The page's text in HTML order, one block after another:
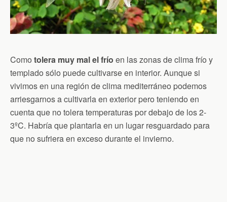
Como tolera muy mal el frío en las zonas de clima frío y
templado sólo puede cultivarse en interior. Aunque si
vivimos en una región de clima mediterráneo podemos
arriesgarnos a cultivarla en exterior pero teniendo en
cuenta que no tolera temperaturas por debajo de los 2-
3ºC. Habría que plantarla en un lugar resguardado para
que no sufriera en exceso durante el invierno.